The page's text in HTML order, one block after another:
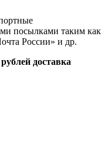
посылками таким как
России» и др.
доставка